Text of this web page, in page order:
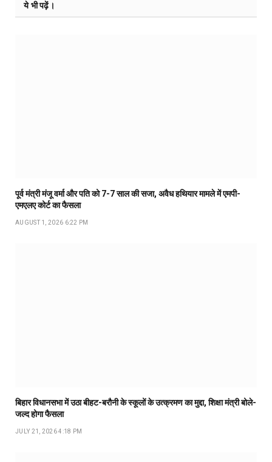
ये भी पढ़ें।
पूर्व मंत्री मंजू वर्मा और पति को 7-7 साल की सजा, अवैध हथियार मामले में एमपी-
एमएलए कोर्ट का फैसला
AUGUST 1, 2026 6:22 PM
बिहार विधानसभा में उठा बीहट-बरौनी के स्कूलों के उत्क्रमण का मुद्दा, शिक्षा मंत्री बोले-
जल्द होगा फैसला
JULY 21, 2026 4:18 PM